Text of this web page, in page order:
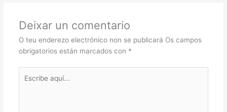
Deixar un comentario
O teu enderezo electrónico non se publicará Os campos
obrigatorios están marcados con *
aquí...